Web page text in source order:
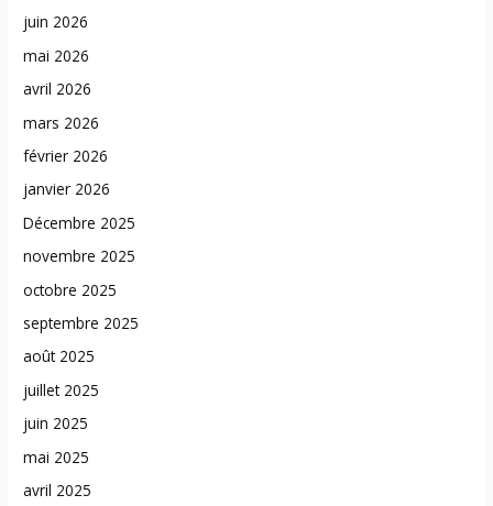
juin 2026
mai 2026
avril 2026
mars 2026
février 2026
janvier 2026
Décembre 2025
novembre 2025
octobre 2025
septembre 2025
août 2025
juillet 2025
juin 2025
mai 2025
avril 2025